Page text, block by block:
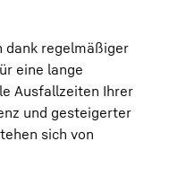
dank regelmäßiger
eine lange
Ausfallzeiten Ihrer
und gesteigerter
sich von